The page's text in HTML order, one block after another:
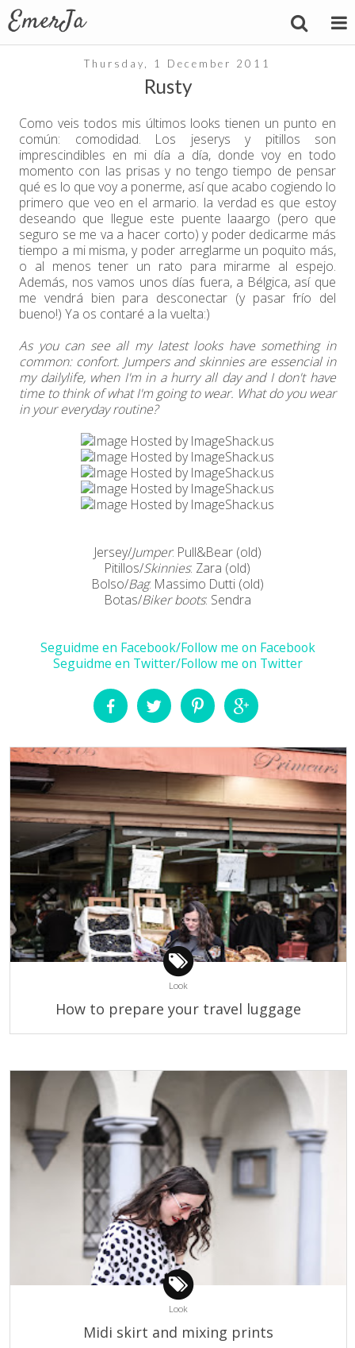
Thursday, 1 December 2011
Rusty
Como veis todos mis últimos looks tienen un punto en
común: comodidad. Los jeserys y pitillos son
imprescindibles en mi día a día, donde voy en todo
momento con las prisas y no tengo tiempo de pensar
qué es lo que voy a ponerme, así que acabo cogiendo lo
primero que veo en el armario. la verdad es que estoy
deseando que llegue este puente laaargo (pero que
seguro se me va a hacer corto) y poder dedicarme más
tiempo a mi misma, y poder arreglarme un poquito más,
o al menos tener un rato para mirarme al espejo.
Además, nos vamos unos días fuera, a Bélgica, así que
me vendrá bien para desconectar (y pasar frío del
bueno!) Ya os contaré a la vuelta:)
As you can see all my latest looks have something in
common: confort. Jumpers and skinnies are essencial in
my dailylife, when I'm in a hurry all day and I don't have
time to think of what I'm going to wear. What do you wear
in your everyday routine?
Jersey/Jumper: Pull&Bear (old)
Pitillos/Skinnies: Zara (old)
Bolso/Bag: Massimo Dutti (old)
Botas/Biker boots: Sendra
Seguidme en Facebook/Follow me on Facebook
Seguidme en Twitter/Follow me on Twitter
Look
How to prepare your travel luggage
Look
Midi skirt and mixing prints